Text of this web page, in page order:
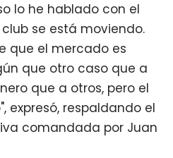
lo he hablado con el
se está moviendo.
que el mercado es
que otro caso que a
que a otros, pero el
expresó, respaldando el
comandada por Juan